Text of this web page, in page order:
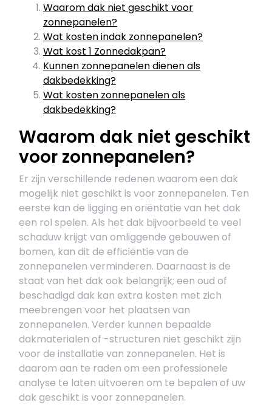
Waarom dak niet geschikt voor
zonnepanelen?
Wat kosten indak zonnepanelen?
Wat kost 1 Zonnedakpan?
Kunnen zonnepanelen dienen als
dakbedekking?
Wat kosten zonnepanelen als
dakbedekking?
Waarom dak niet geschikt
voor zonnepanelen?
Er zijn verschillende redenen waarom een dak
mogelijk niet geschikt is voor zonnepanelen. Ten
eerste kan de ligging en oriëntatie van het dak
een rol spelen. Als het dak bijvoorbeeld te veel
schaduw krijgt van omliggende gebouwen of
bomen, kan dit de efficiëntie van de
zonnepanelen verminderen. Daarnaast is de
staat van het dak ook belangrijk; een oud of
beschadigd dak kan extra kosten met zich
meebrengen voor het plaatsen van
zonnepanelen. Verder kunnen bepaalde
dakmaterialen of -structuren niet geschikt zijn
voor de installatie van zonnepanelen. Het is
daarom aan te raden om een professionele
analyse te laten uitvoeren om te bepalen of uw
dak geschikt is voor zonnepanelen.